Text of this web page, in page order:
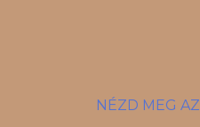
NÉZD MEG